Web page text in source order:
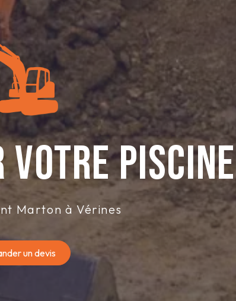
votre piscine
Marton à Vérines
un devis